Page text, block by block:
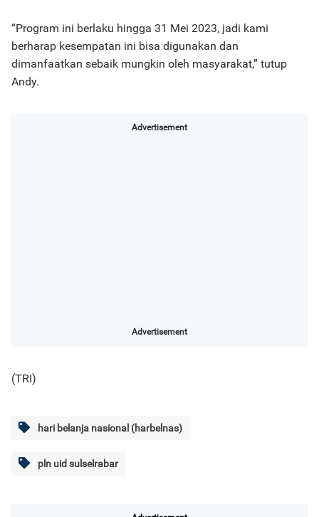
“Program ini berlaku hingga 31 Mei 2023, jadi kami
berharap kesempatan ini bisa digunakan dan
dimanfaatkan sebaik mungkin oleh masyarakat,” tutup
Andy.
Advertisement
Advertisement
(TRI)
hari belanja nasional (harbelnas)
pln uid sulselrabar